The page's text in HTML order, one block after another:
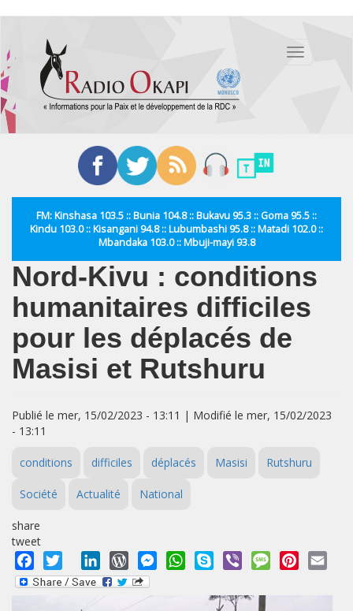
contenu
principal
Toggle
FM: Kinshasa 103.5 :: Bunia 104.8 :: Bukavu 95.3 :: Goma 95.5 ::
Kindu 103.0 :: Kisangani 94.8 :: Lubumbashi 95.8 :: Matadi 102.0 ::
Mbandaka 103.0 :: Mbuji-mayi 93.8
Nord-Kivu : conditions
humanitaires difficiles
pour les déplacés de
Masisi et Rutshuru
Publié le mer, 15/02/2023 - 13:11 | Modifié le mer, 15/02/2023
- 13:11
conditions difficiles déplacés Masisi Rutshuru
Société Actualité National
share
tweet
Facebook
Twitter LinkedInWordPressMessengerWhatsApp
Skype Viber MessagePinterest